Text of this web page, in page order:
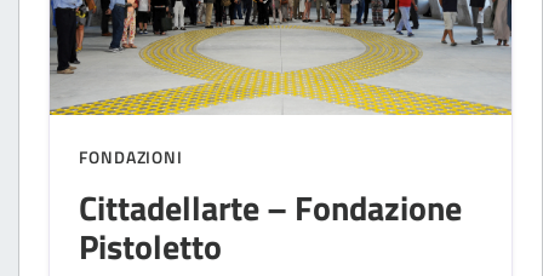
FONDAZIONI
Cittadellarte – Fondazione
Pistoletto